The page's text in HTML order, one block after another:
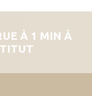
À 1 MIN À